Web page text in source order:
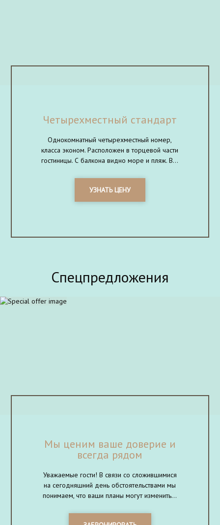
Четырехместный стандарт
Однокомнатный четырехместный номер,
класса эконом. Расположен в торцевой части
гостиницы. С балкона видно море и пляж. В...
УЗНАТЬ ЦЕНУ
Спецпредложения
Мы ценим ваше доверие и
всегда рядом
Уважаемые гости! В связи со сложившимися
на сегодняшний день обстоятельствами мы
понимаем, что ваши планы могут изменить...